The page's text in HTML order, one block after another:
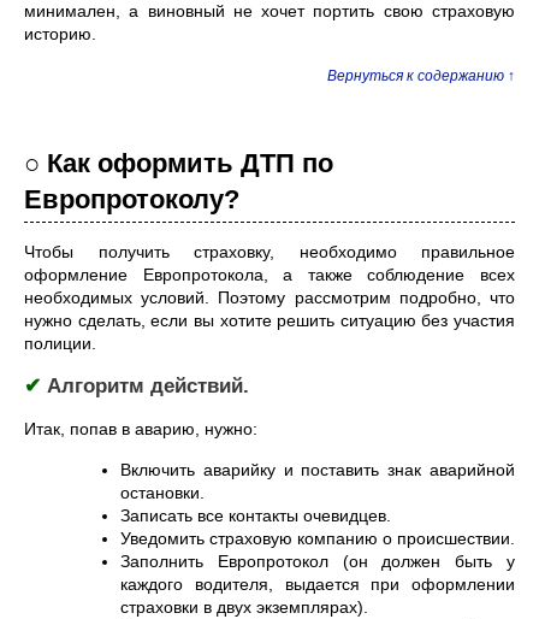
минимален, а виновный не хочет портить свою страховую
историю.
Вернуться к содержанию ↑
○ Как оформить ДТП по
Европротоколу?
Чтобы получить страховку, необходимо правильное
оформление Европротокола, а также соблюдение всех
необходимых условий. Поэтому рассмотрим подробно, что
нужно сделать, если вы хотите решить ситуацию без участия
полиции.
✔ Алгоритм действий.
Итак, попав в аварию, нужно:
Включить аварийку и поставить знак аварийной
остановки.
Записать все контакты очевидцев.
Уведомить страховую компанию о происшествии.
Заполнить Европротокол (он должен быть у
каждого водителя, выдается при оформлении
страховки в двух экземплярах).